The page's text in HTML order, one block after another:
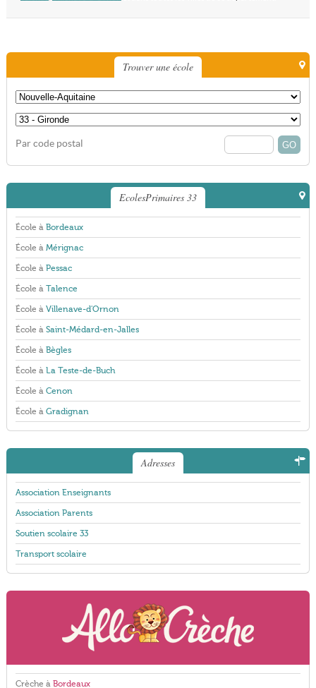
Trouver une école
Par code postal
EcolesPrimaires 33
École à Bordeaux
École à Mérignac
École à Pessac
École à Talence
École à Villenave-d'Ornon
École à Saint-Médard-en-Jalles
École à Bègles
École à La Teste-de-Buch
École à Cenon
École à Gradignan
Adresses
Association Enseignants
Association Parents
Soutien scolaire 33
Transport scolaire
Crèche à Bordeaux